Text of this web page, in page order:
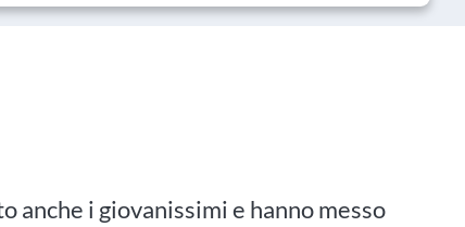
anche i giovanissimi e hanno messo